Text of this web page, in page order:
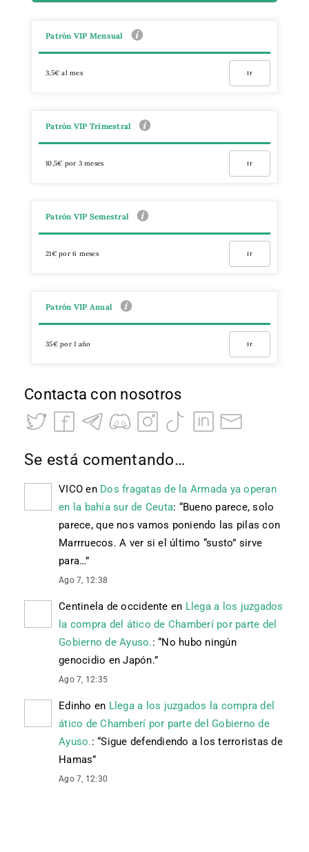
Patrón VIP Mensual
3,5€ al mes Ir
Patrón VIP Trimestral
10,5€ por 3 meses Ir
Patrón VIP Semestral
21€ por 6 meses Ir
Patrón VIP Anual
35€ por 1 año Ir
Contacta con nosotros
Se está comentando…
VICO en Dos fragatas de la Armada ya operan
en la bahía sur de Ceuta: “Bueno parece, solo
parece, que nos vamos poniendo las pilas con
Marrruecos. A ver si el último “susto” sirve
para…”
Ago 7, 12:38
Centinela de occidente en Llega a los juzgados
la compra del ático de Chamberí por parte del
Gobierno de Ayuso.: “No hubo ningún
genocidio en Japón.”
Ago 7, 12:35
Edinho en Llega a los juzgados la compra del
ático de Chamberí por parte del Gobierno de
Ayuso.: “Sigue defendiendo a los terroristas de
Hamas”
Ago 7, 12:30